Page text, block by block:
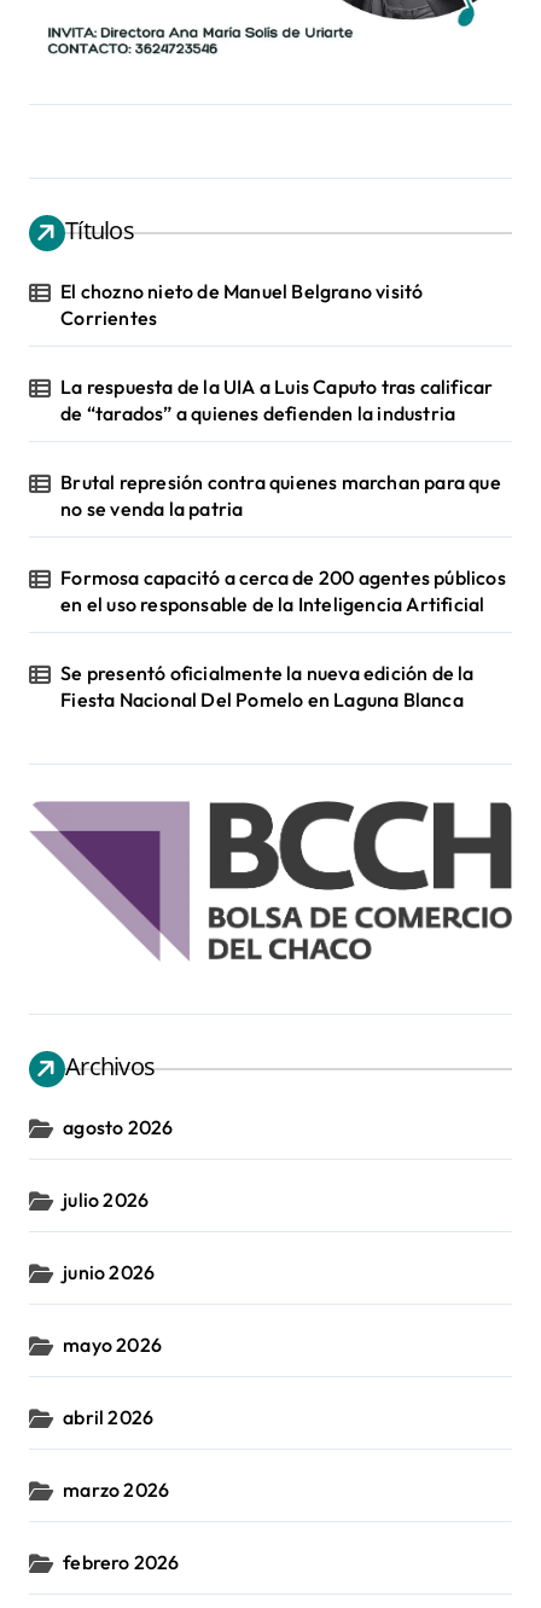
Títulos
El chozno nieto de Manuel Belgrano visitó
Corrientes
La respuesta de la UIA a Luis Caputo tras calificar
de “tarados” a quienes defienden la industria
Brutal represión contra quienes marchan para que
no se venda la patria
Formosa capacitó a cerca de 200 agentes públicos
en el uso responsable de la Inteligencia Artificial
Se presentó oficialmente la nueva edición de la
Fiesta Nacional Del Pomelo en Laguna Blanca
Archivos
agosto 2026
julio 2026
junio 2026
mayo 2026
abril 2026
marzo 2026
febrero 2026